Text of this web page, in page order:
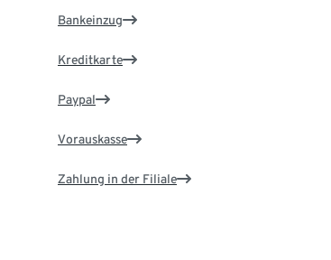
Bankeinzug
Kreditkarte
Paypal
Vorauskasse
Zahlung in der Filiale